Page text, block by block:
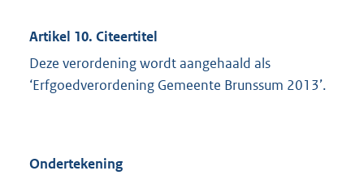
Artikel 10. Citeertitel
Deze verordening wordt aangehaald als
‘Erfgoedverordening Gemeente Brunssum 2013’.
Ondertekening